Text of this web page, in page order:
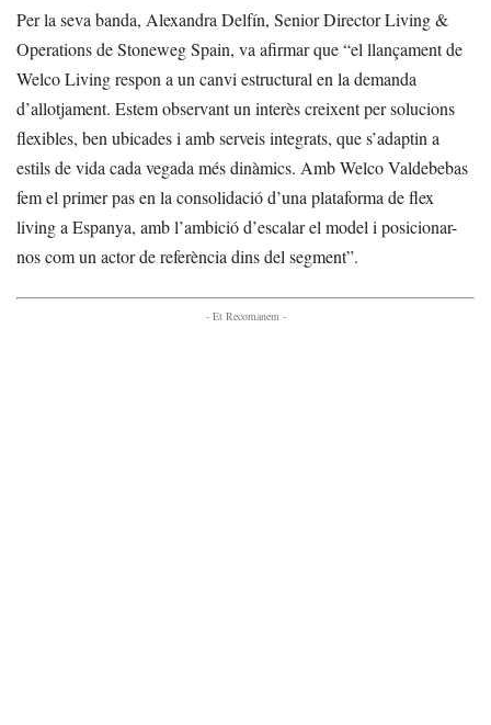
Per la seva banda, Alexandra Delfín, Senior Director Living &
Operations de Stoneweg Spain, va afirmar que “el llançament de
Welco Living respon a un canvi estructural en la demanda
d’allotjament. Estem observant un interès creixent per solucions
flexibles, ben ubicades i amb serveis integrats, que s’adaptin a
estils de vida cada vegada més dinàmics. Amb Welco Valdebebas
fem el primer pas en la consolidació d’una plataforma de flex
living a Espanya, amb l’ambició d’escalar el model i posicionar-
nos com un actor de referència dins del segment”.
- Et Recomanem -